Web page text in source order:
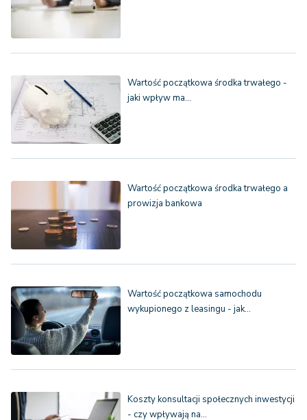
Wartość początkowa środka trwałego -
jaki wpływ ma…
Wartość początkowa środka trwałego a
prowizja bankowa
Wartość początkowa samochodu
wykupionego z leasingu - jak…
Koszty konsultacji społecznych inwestycji
- czy wpływają na…